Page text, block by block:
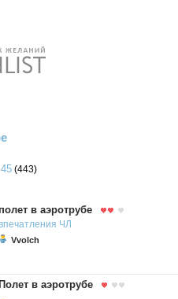
45 (443)
полет в аэротрубе
ЧЛ
Vvolch
Полет в аэротрубе